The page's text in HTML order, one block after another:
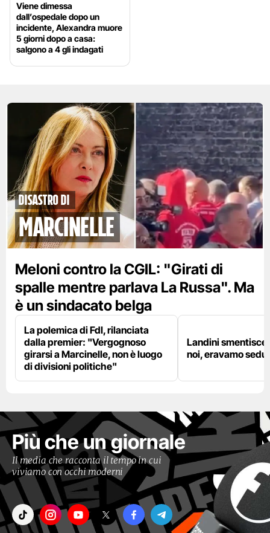
Viene dimessa
dall’ospedale dopo un
incidente, Alexandra muore
5 giorni dopo a casa:
salgono a 4 gli indagati
disastro di
marcinelle
Meloni contro la CGIL: "Girati di
spalle mentre parlava La Russa". Ma
è un sindacato belga
La polemica di FdI, rilanciata
dalla premier: "Vergognoso
girarsi a Marcinelle, non è luogo
di divisioni politiche"
Landini
noi, eravamo
Più che un giornale
Il media che racconta il tempo in cui
viviamo con occhi moderni